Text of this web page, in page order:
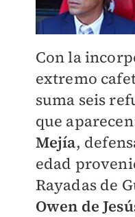
​Con la
extremo
suma seis
que
Mejía,
edad
Rayadas de
Owen de